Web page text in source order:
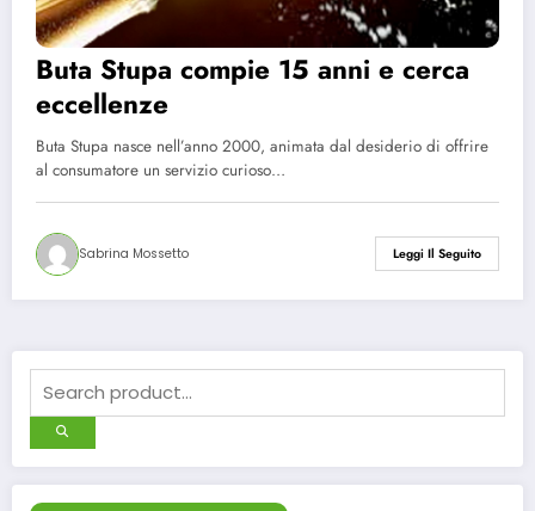
Buta Stupa compie 15 anni e cerca
eccellenze
Buta Stupa nasce nell’anno 2000, animata dal desiderio di offrire
al consumatore un servizio curioso…
Sabrina Mossetto Leggi Il Seguito